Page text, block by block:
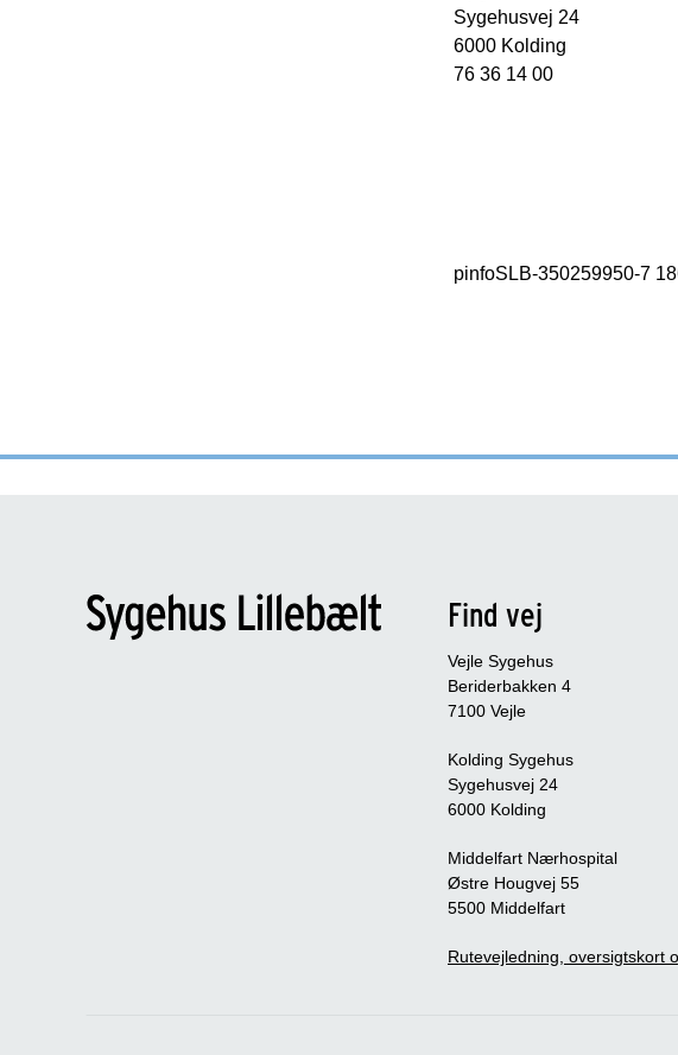
Sygehusvej 24
6000 Kolding
76 36 14 00
pinfoSLB-350259950-7
Find vej
Vejle Sygehus
Beriderbakken 4
7100 Vejle
Kolding Sygehus
Sygehusvej 24
6000 Kolding
Middelfart Nærhospital
Østre Hougvej 55
5500 Middelfart
Rutevejledning, oversigtskort